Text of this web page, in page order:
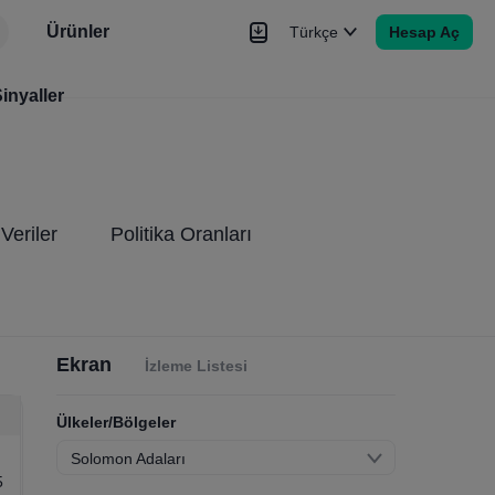
Ürünler
Haberler
Türkçe Hesap Aç
Politika Oranları
Ekran İzleme Listesi
Ülkeler/Bölgeler
Solomon Adaları